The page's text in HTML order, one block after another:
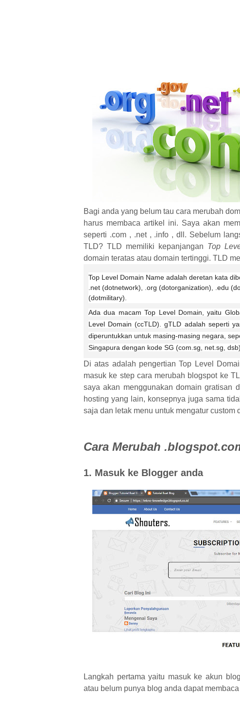
Bagi anda yang belum tau cara merubah
harus membaca artikel ini. Saya akan
seperti .com , .net , .info , dll. Sebelum
TLD? TLD memiliki kepanjangan Top
domain teratas atau domain tertinggi. TLD
Top Level Domain Name adalah deretan kata
.net (dotnetwork), .org (dotorganization), .edu
(dotmilitary).
Ada dua macam Top Level Domain, yaitu
Level Domain (ccTLD). gTLD adalah seperti
diperuntukkan untuk masing-masing negara,
Singapura dengan kode SG (com.sg, net.sg, dsb)
Di atas adalah pengertian Top Level
masuk ke step cara merubah blogspot ke
saya akan menggunakan domain gratisan
hosting yang lain, konsepnya juga sama
saja dan letak menu untuk mengatur custom
Cara Merubah
1. Masuk ke Blogger anda
Langkah pertama yaitu masuk ke akun
atau belum punya blog anda dapat membaca